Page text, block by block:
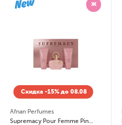
Ж
Скидка -15% до 08.08
Afnan Perfumes
Supremacy Pour Femme Pink набор: парфюмерная вода 100мл, лосьон д/т 100мл, гель для душа 100мл